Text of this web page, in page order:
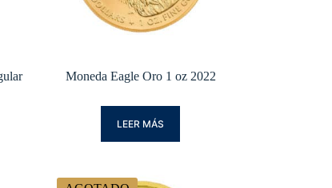
Moneda Eagle Oro 1 oz 2022
LEER MÁS